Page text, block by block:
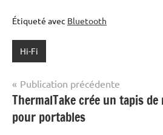
Étiqueté avec Bluetooth
Hi-Fi
Navigation
de
l’article
Publication précédente
ThermalTake crée un tapis
pour portables